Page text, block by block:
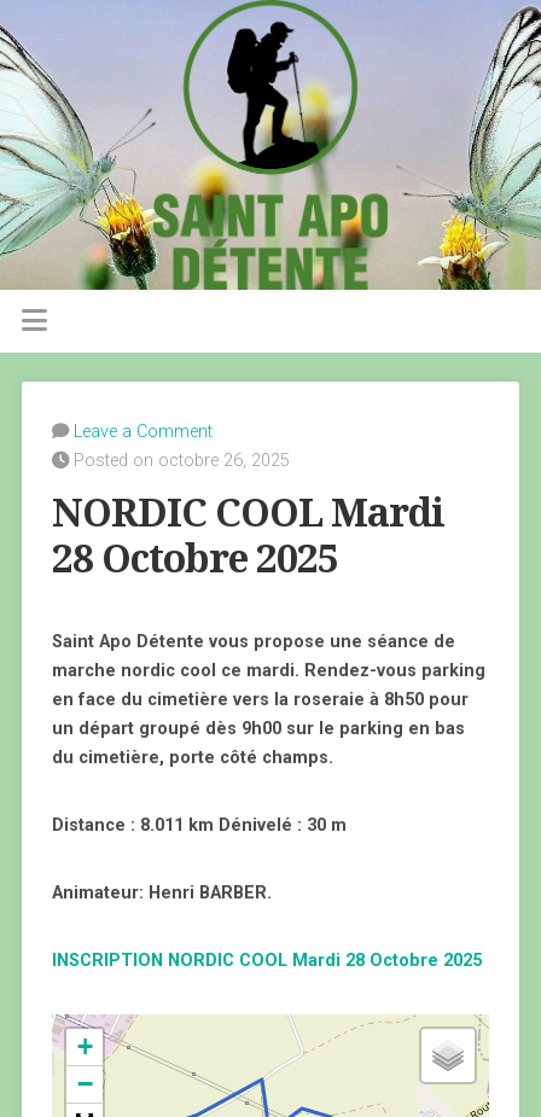
Leave a Comment
Posted on octobre 26, 2025
NORDIC COOL Mardi
28 Octobre 2025
Saint Apo Détente vous propose une séance de
marche nordic cool ce mardi. Rendez-vous parking
en face du cimetière vers la roseraie à 8h50 pour
un départ groupé dès 9h00 sur le parking en bas
du cimetière, porte côté champs.
Distance : 8.011 km Dénivelé : 30 m
Animateur: Henri BARBER.
INSCRIPTION NORDIC COOL Mardi 28 Octobre 2025
+
−